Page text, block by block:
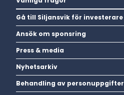
Gå till Siljansvik för investerare
Ansök om sponsring
Press & media
Nyhetsarkiv
Behandling av personuppgifter